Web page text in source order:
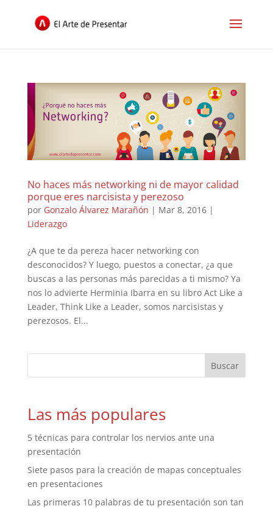
No haces más networking ni de mayor calidad
porque eres narcisista y perezoso
por Gonzalo Álvarez Marañón | Mar 8, 2016|
Liderazgo
¿A que te da pereza hacer networking con
desconocidos? Y luego, puestos a conectar, ¿a que
buscas a las personas más parecidas a ti mismo? Ya
nos lo advierte Herminia Ibarra en su libro Act Like a
Leader, Think Like a Leader, somos narcisistas y
perezosos. El...
Las más populares
5 técnicas para controlar los nervios ante una
presentación
Siete pasos para la creación de mapas conceptuales
en presentaciones
Las primeras 10 palabras de tu presentación son tan